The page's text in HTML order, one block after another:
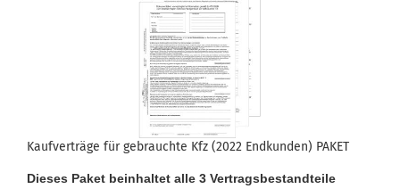
Kaufverträge für gebrauchte Kfz (2022 Endkunden) PAKET
Dieses Paket beinhaltet alle 3 Vertragsbestandteile